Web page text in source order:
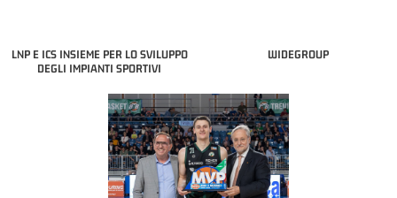
LNP E ICS INSIEME PER LO SVILUPPO
DEGLI IMPIANTI SPORTIVI
WIDEGROUP